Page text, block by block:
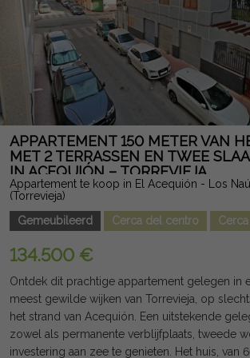
een van de meest gewilde gebieden van
bij supermarkten, restaurants, scholen,
stranden en alle voorzieningen. Een ideaal huis als woonhuis,
tweede woning of investering, dat ontwerp,
een bevoorrechte locatie combineert. Juridische opmerking:
kosten en belastingen zijn niet inbegrepen.
informatie is indicatief en niet juridisch
bevatten.
APPARTEMENT 150 METER VAN
MET 2 TERRASSEN EN TWEE
IN ACEQUIÓN – TORREVIEJA
Appartement te koop in El Acequión - Los
(Torrevieja)
Gemeubileerd
Cerca del centro
134.500 €
Ontdek dit prachtige appartement gelegen in
meest gewilde wijken van Torrevieja, op
het strand van Acequión. Een uitstekende
zowel als permanente verblijfplaats, tweede
investering aan zee te genieten. Het huis, van 60 m², verkeert in